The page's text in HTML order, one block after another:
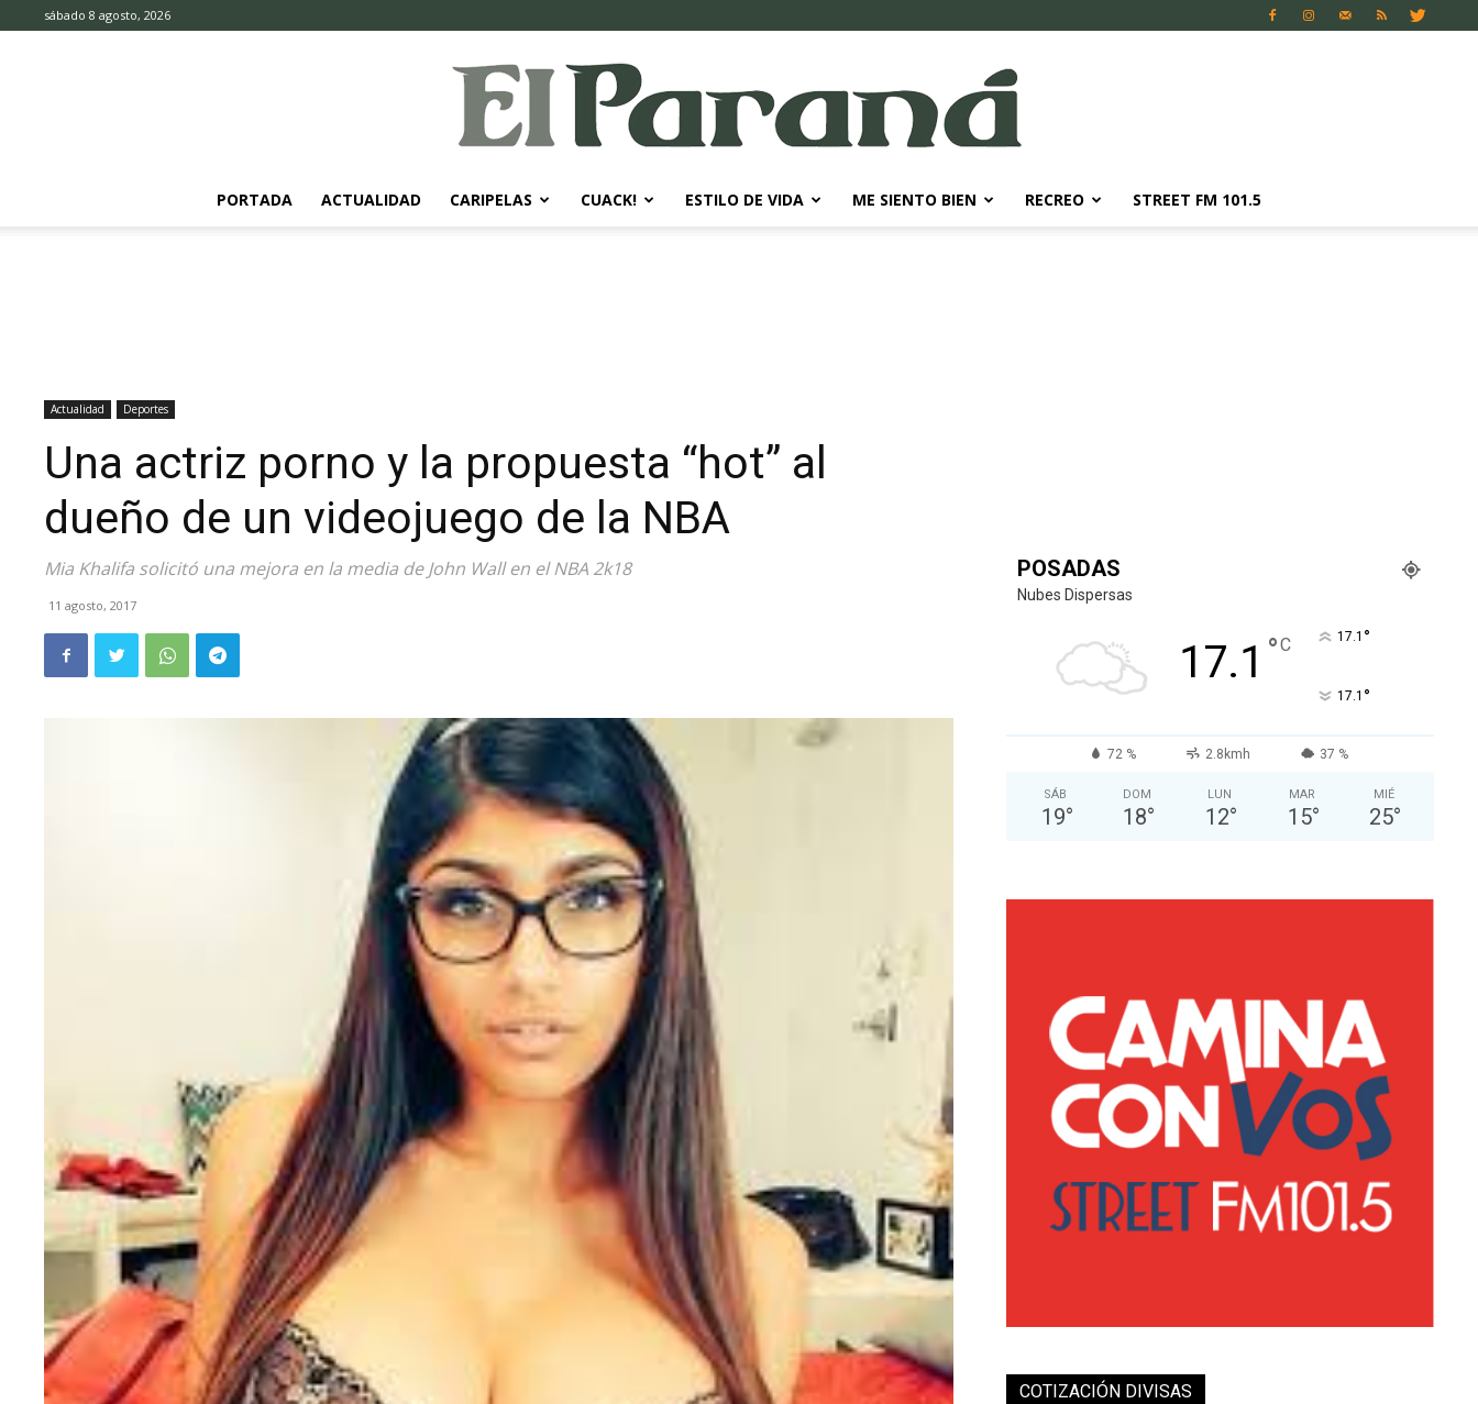
sábado 8 agosto, 2026
PORTADA ACTUALIDAD CARIPELAS CUACK! ESTILO DE VIDA ME SIENTO BIEN RECREO STREET FM 101.5
Actualidad Deportes
Una actriz porno y la propuesta “hot” al
dueño de un videojuego de la NBA
Mia Khalifa solicitó una mejora en la media de John Wall en el NBA 2k18
11 agosto, 2017
POSADAS
Nubes Dispersas
17.1 °C 17.1 °
17.1 °
72 % 2.8kmh 37 %
SÁB
19°
DOM
18°
LUN
12°
MAR
15°
MIÉ
25°
COTIZACIÓN DIVISAS